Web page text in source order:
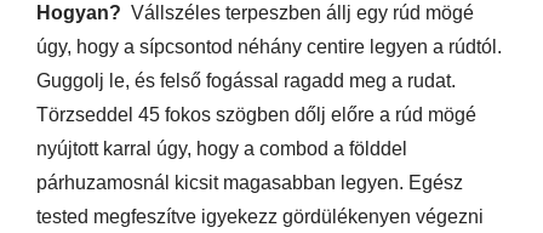
Hogyan? Vállszéles terpeszben állj egy rúd mögé
úgy, hogy a sípcsontod néhány centire legyen a rúdtól.
Guggolj le, és felső fogással ragadd meg a rudat.
Törzseddel 45 fokos szögben dőlj előre a rúd mögé
nyújtott karral úgy, hogy a combod a földdel
párhuzamosnál kicsit magasabban legyen. Egész
tested megfeszítve igyekezz gördülékenyen végezni